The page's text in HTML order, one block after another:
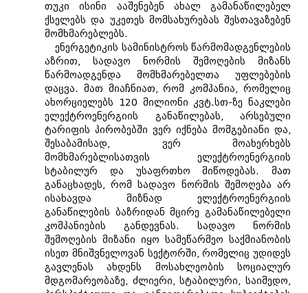
თუკი ისინი ააშენებენ ახალ გამანაწილებელ
ქსელებს და უკეთეს მომსახურებას შესთავაზებენ
მომხმარებლებს.
ენერგეტიკის სამინისტროს წარმომადგენლების
აზრით, სადავო ნორმის შემოღების მიზანს
წარმოადგენდა მომხმარებელთა უფლებების
დაცვა. მათ მიაჩნიათ, რომ კომპანია, რომელიც
ახორციელებს 120 მილიონი კვტ.სთ-ზე ნაკლები
ელექტროენერგიის განაწილებას, არსებული
ტარიფის პირობებში ვერ იქნება მომგებიანი და,
შესაბამისად, ვერ მოახერხებს
მომხმარებლისათვის ელექტროენერგიის
სტაბილურ და უსაფრთხო მიწოდებას. მათ
განაცხადეს, რომ სადავო ნორმის შემოღება არ
ისახავდა მიზნად ელექტროენერგიის
განაწილების ბაზრიდან მცირე გამანაწილებელი
კომპანიების განდევნას. სადავო ნორმის
შემოღების მიზანი იყო სამეწარმეო საქმიანობის
ისეთ მნიშვნელოვან სექტორში, რომელიც უდიდეს
გავლენას ახდენს მოსახლეობის სოციალურ
მდგომარეობაზე, ძლიერი, სტაბილური, საიმედო,